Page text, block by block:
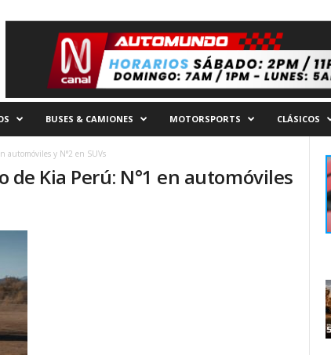
BUSES & CAMIONES MOTORSPORTS CLÁSICOS
automóviles y N°2 en SUVs
de Kia Perú: N°1 en automóviles